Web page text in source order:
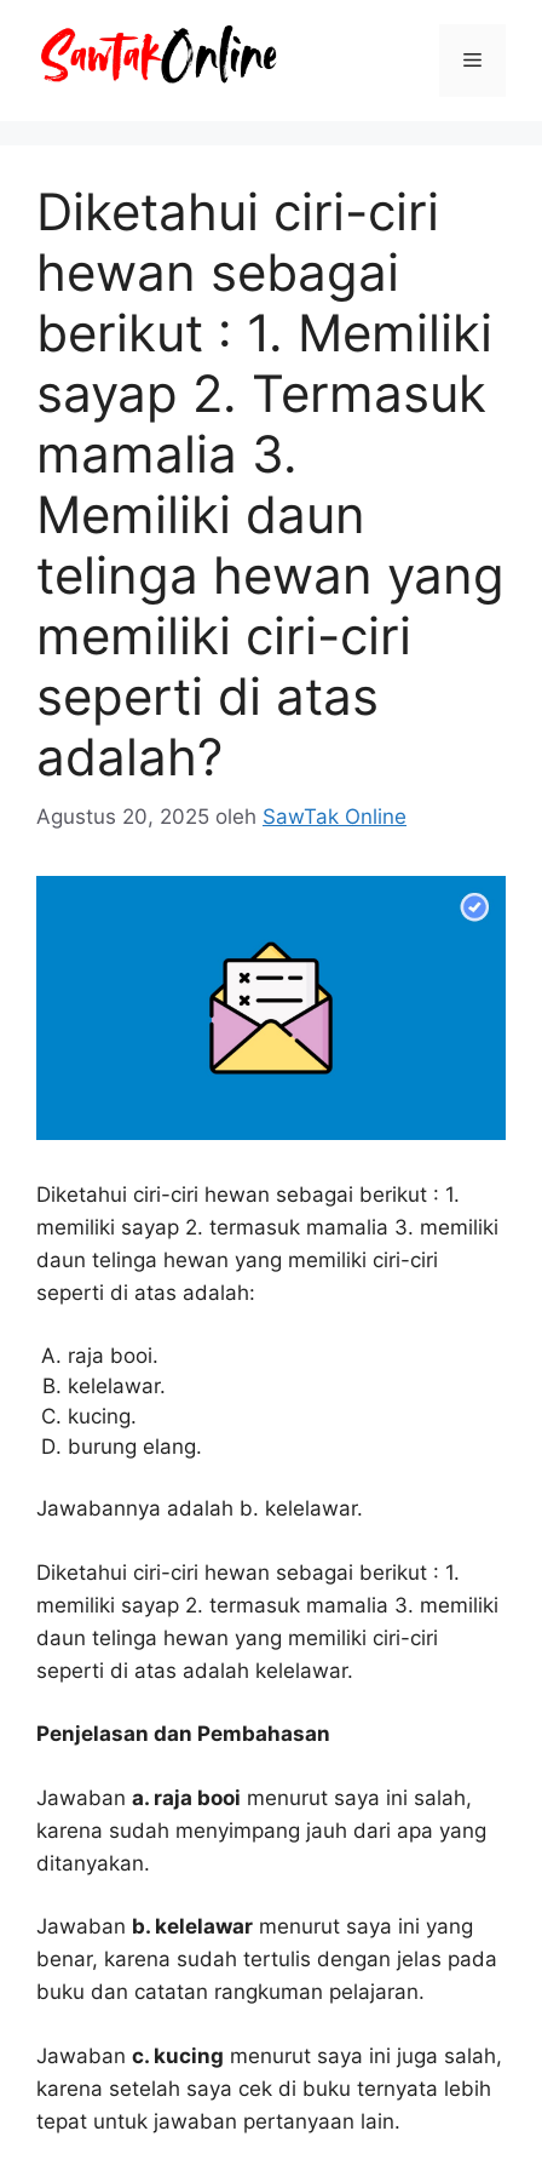
Menu
Diketahui ciri-ciri
hewan sebagai
berikut : 1. Memiliki
sayap 2. Termasuk
mamalia 3.
Memiliki daun
telinga hewan yang
memiliki ciri-ciri
seperti di atas
adalah?
Agustus 20, 2025 oleh SawTak Online
Diketahui ciri-ciri hewan sebagai berikut : 1.
memiliki sayap 2. termasuk mamalia 3. memiliki
daun telinga hewan yang memiliki ciri-ciri
seperti di atas adalah:
raja booi.
kelelawar.
kucing.
burung elang.
Jawabannya adalah b. kelelawar.
Diketahui ciri-ciri hewan sebagai berikut : 1.
memiliki sayap 2. termasuk mamalia 3. memiliki
daun telinga hewan yang memiliki ciri-ciri
seperti di atas adalah kelelawar.
Penjelasan dan Pembahasan
Jawaban a. raja booi menurut saya ini salah,
karena sudah menyimpang jauh dari apa yang
ditanyakan.
Jawaban b. kelelawar menurut saya ini yang
benar, karena sudah tertulis dengan jelas pada
buku dan catatan rangkuman pelajaran.
Jawaban c. kucing menurut saya ini juga salah,
karena setelah saya cek di buku ternyata lebih
tepat untuk jawaban pertanyaan lain.